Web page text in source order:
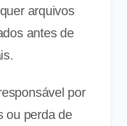
arquivos
antes de
por
ou perda de